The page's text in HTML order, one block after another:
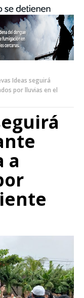
Ideas seguirá
por lluvias en el
a